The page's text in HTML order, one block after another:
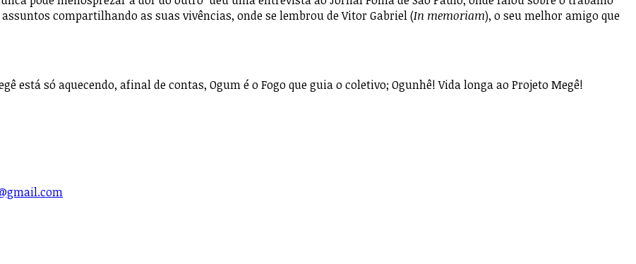
compartilhando as suas vivências, onde se lembrou de Vitor Gabriel (In memoriam), o seu melhor amigo que
está só aquecendo, afinal de contas, Ogum é o Fogo que guia o coletivo; Ogunhê! Vida longa ao Projeto Megê!